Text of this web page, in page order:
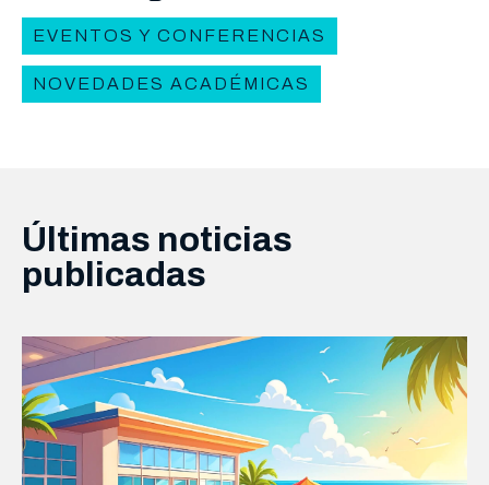
EVENTOS Y CONFERENCIAS
NOVEDADES ACADÉMICAS
Últimas noticias
publicadas